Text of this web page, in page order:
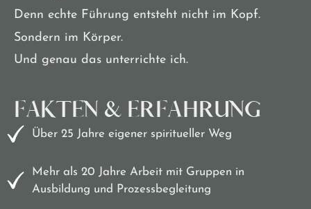
Denn echte Führung entsteht nicht im Kopf.
Sondern im Körper.
Und genau das unterrichte ich.
FAKTEN & ERFAHRUNG
Über 25 Jahre eigener spiritueller Weg
Mehr als 20 Jahre Arbeit mit Gruppen in
Ausbildung und Prozessbegleitung